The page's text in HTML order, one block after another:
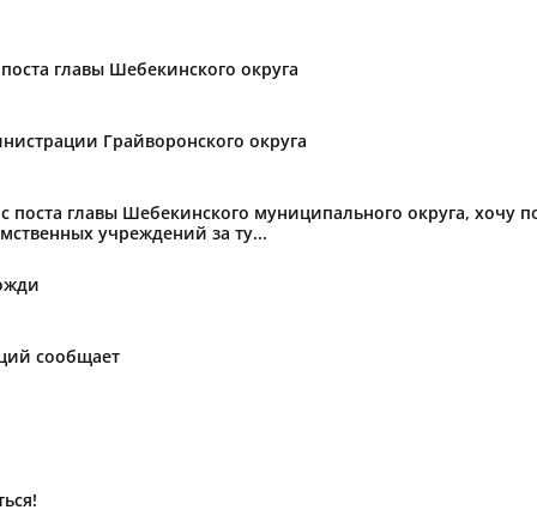
главы Шебекинского округа
Грайворонского округа
главы Шебекинского муниципального округа, хочу
учреждений за ту...
сообщает